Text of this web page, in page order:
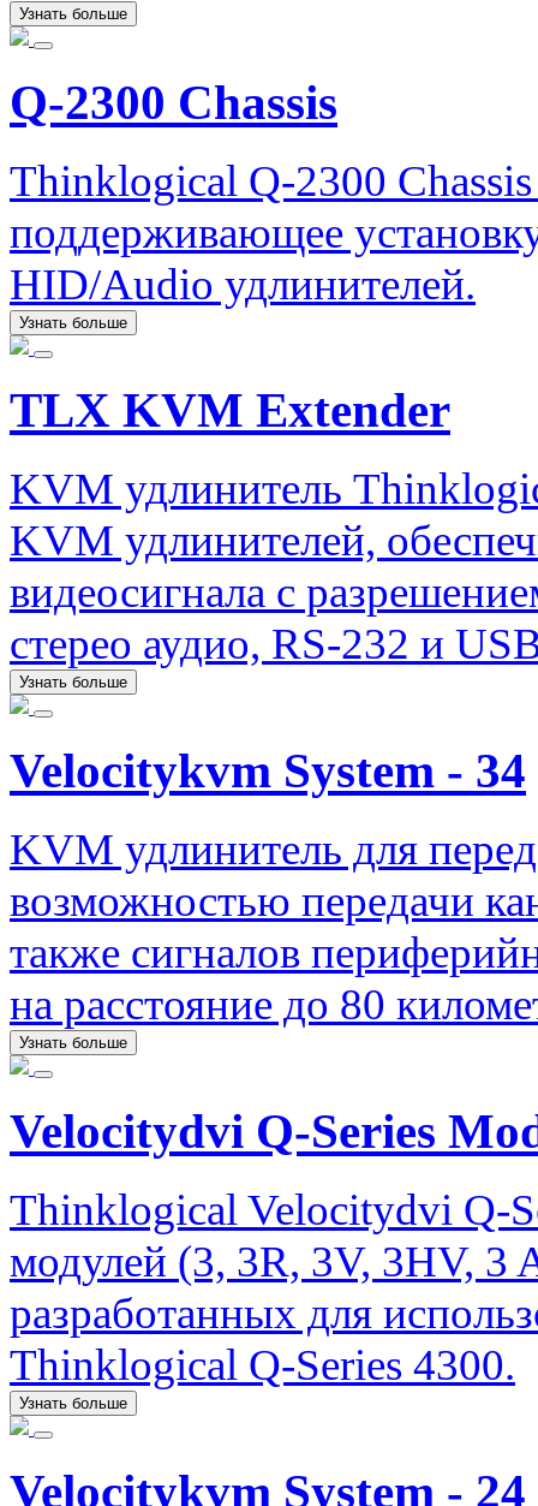
Узнать больше
Q-2300 Chassis
Thinklogical Q-2300
поддерживающее
HID/Audio удлинителей.
Узнать больше
TLX KVM Extender
KVM удлинитель
KVM удлинителей,
видеосигнала с
стерео аудио, RS-232 и
Узнать больше
Velocitykvm System - 34
KVM удлинитель для
возможностью передачи
также сигналов
на расстояние до 80
Узнать больше
Velocitydvi Q-Series
Thinklogical Velocitydvi Q-
модулей (3, 3R, 3V, 3HV,
разработанных для
Thinklogical Q-Series 4300.
Узнать больше
Velocitykvm System - 24